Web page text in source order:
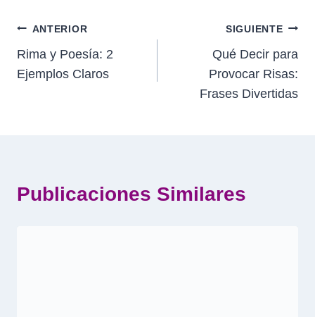
Navegación
de
ANTERIOR
Rima y Poesía: 2
Ejemplos Claros
SIGUIENTE
Qué Decir para
Provocar Risas:
Frases Divertidas
Publicaciones Similares